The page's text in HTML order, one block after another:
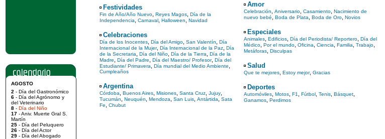
AGOSTO
2 - Día del Gastronómico
6 - Día del Agrónomo y
del Veterinario
8 - Día del Niño
17 - Aniv. Muerte Gral S.
Martín
25 - Día del Peluquero
26 - Día del Actor
29 - Día del Abogado
Festividades
Fin de Año/Año Nuevo Reyes Magos Día de la
Independencia
Carnaval Halloween Navidad
Celebraciones
Día de los Inocentes Día del Amigo San Valentín
Día
Internacional de la Mujer, Día Internacional de la Paz Día
de la Secretaria
Día del Niño Día de la Tierra
Día de la
Madre
Día del Padre Día del Maestro/ Profesor, Día del
Estudiante/ Primavera
Día mundial del Medio Ambiente
Cumpleaños
Argentina
Córdoba Buenos Aires Misiones Santa Cruz Jujuy
Tucumán Neuquén Mendoza San Luis Antártida
Sata
Fe
Chubut
Amor
Celebración Aniversario Casamiento Nacimiento de
nuevo bebé
Boda de Plata Boda de Oro Novios
Especiales
Animales Edificios Día del Periodista/ Reportero Día del
Médico Por el mundo Oficina Ciencia Familia Trabajo
Metáforas Disculpas
Salud
Que te mejores Estoy mejor, Gracias
Deportes
Automóviles Motos F1 Fútbol Tenis Básquet
Ganamos Perdimos